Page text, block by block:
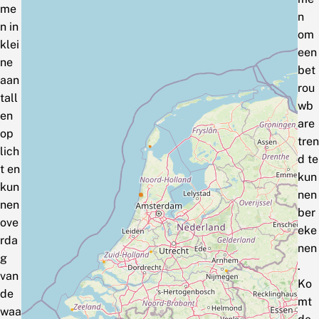
me
n in
klei
ne
aan
tall
en
op
lich
t en
kun
nen
ove
rda
g
van
de
waa
n
om
een
bet
rou
wb
are
tren
d te
kun
nen
ber
eke
nen
.
Ko
mt